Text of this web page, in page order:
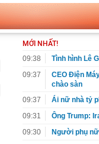
MỚI NHẤT!
09:38
Tình hình Lê
09:37
CEO Điện
chào sàn
09:37
Ái nữ nhà tỷ
09:31
Ông Trump:
09:30
Người phụ